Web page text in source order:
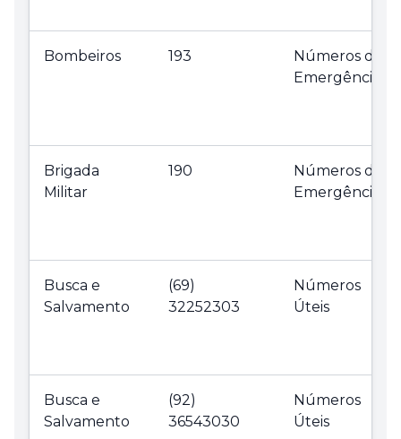
Bombeiros 193
Números de
Emergência
Brigada
Militar
190
Números de
Emergência
Busca e
Salvamento
(69)
32252303
Números
Úteis
Busca e
Salvamento
(92)
36543030
Números
Úteis